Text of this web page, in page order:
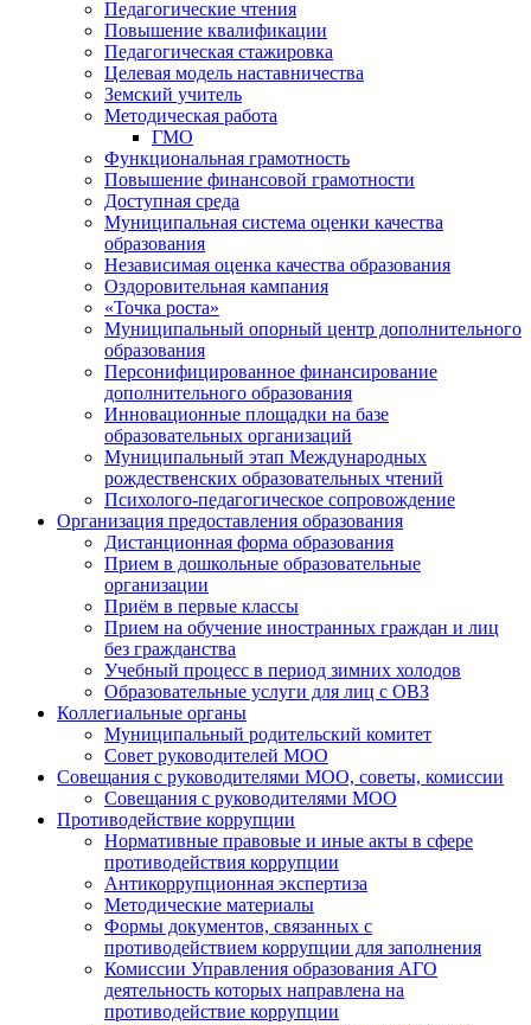
Педагогические чтения
Повышение квалификации
Педагогическая стажировка
Целевая модель наставничества
Земский учитель
Методическая работа
ГМО
Функциональная грамотность
Повышение финансовой грамотности
Доступная среда
Муниципальная система оценки качества
образования
Независимая оценка качества образования
Оздоровительная кампания
«Точка роста»
Муниципальный опорный центр дополнительного
образования
Персонифицированное финансирование
дополнительного образования
Инновационные площадки на базе
образовательных организаций
Муниципальный этап Международных
рождественских образовательных чтений
Психолого-педагогическое сопровождение
Организация предоставления образования
Дистанционная форма образования
Прием в дошкольные образовательные
организации
Приём в первые классы
Прием на обучение иностранных граждан и лиц
без гражданства
Учебный процесс в период зимних холодов
Образовательные услуги для лиц с ОВЗ
Коллегиальные органы
Муниципальный родительский комитет
Совет руководителей МОО
Совещания с руководителями МОО, советы, комиссии
Совещания с руководителями МОО
Противодействие коррупции
Нормативные правовые и иные акты в сфере
противодействия коррупции
Антикоррупционная экспертиза
Методические материалы
Формы документов, связанных с
противодействием коррупции для заполнения
Комиссии Управления образования АГО
деятельность которых направлена на
противодействие коррупции